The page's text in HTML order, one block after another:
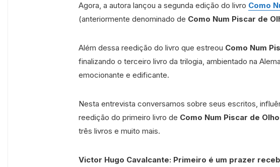
Agora, a autora lançou a segunda edição do livro Como
(anteriormente denominado de Como Num Piscar de
Além dessa reedição do livro que estreou Como Num
finalizando o terceiro livro da trilogia, ambientado na
emocionante e edificante.
Nesta entrevista conversamos sobre seus escritos,
reedição do primeiro livro de Como Num Piscar de
três livros e muito mais.
Victor Hugo Cavalcante: Primeiro é um prazer